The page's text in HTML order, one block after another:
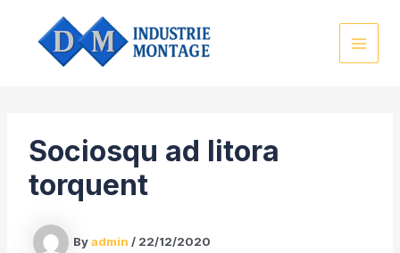
content
Sociosqu ad litora
torquent
Byadmin/ 22/12/2020